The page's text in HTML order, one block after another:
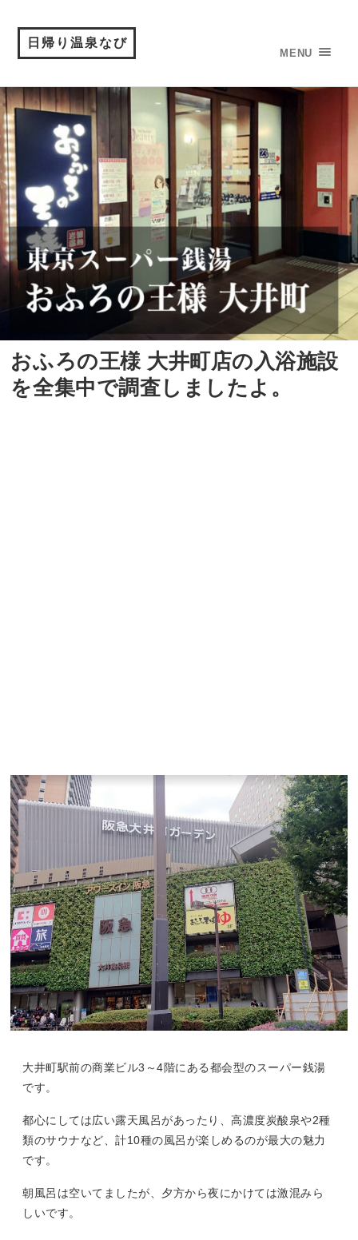
日帰り温泉なび
MENU
おふろの王様 大井町店の入浴施設
を全集中で調査しましたよ。
大井町駅前の商業ビル3～4階にある都会型のスーパー銭湯
です。
都心にしては広い露天風呂があったり、高濃度炭酸泉や2種
類のサウナなど、計10種の風呂が楽しめるのが最大の魅力
です。
朝風呂は空いてましたが、夕方から夜にかけては激混みら
しいです。